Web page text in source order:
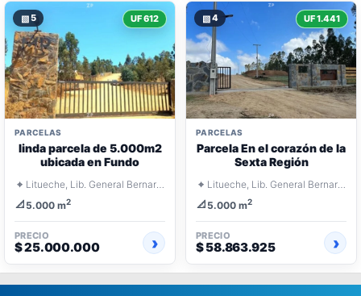
▧5 UF 612
PARCELAS
linda parcela de 5.000m2
ubicada en Fundo
⌖
Litueche, Lib. General Bernardo O'Higgins
📐 5.000 m2
PRECIO
$ 25.000.000
▧4 UF 1.441
PARCELAS
Parcela En el corazón de la
Sexta Región
⌖
Litueche, Lib. General Bernardo O'Higgins
📐 5.000 m2
PRECIO
$ 58.863.925